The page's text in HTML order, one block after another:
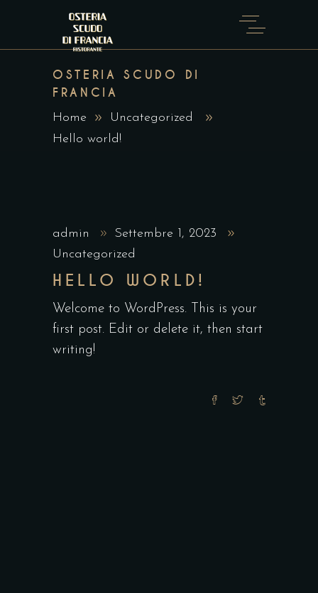
OSTERIA SCUDO DI
FRANCIA
Home
Uncategorized
Hello world!
admin
Settembre 1, 2023
Uncategorized
HELLO WORLD!
Welcome to WordPress. This is your
first post. Edit or delete it, then start
writing!